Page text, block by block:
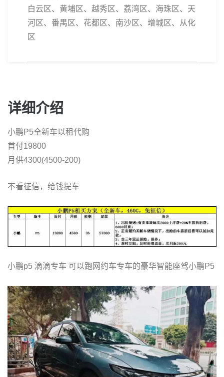
白云区、黄埔区、越秀区、荔湾区、海珠区、天
河区、番禺区、花都区、南沙区、增城区、从化
区
详细介绍
小鹏P5全新车以租代购
首付19800
月供4300(4500-200)
不看征信，给钱提车
小鹏p5 滴滴专车 可以跑网约车专车的豪华智能座驾小鹏P5